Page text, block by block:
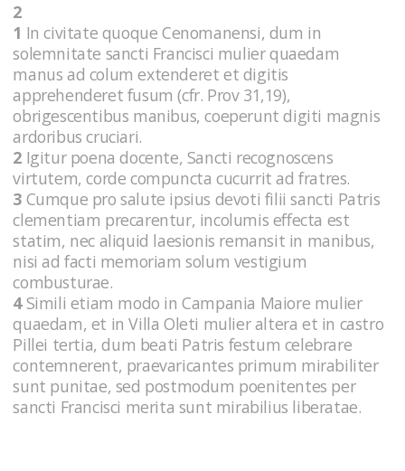
2
1 In civitate quoque Cenomanensi, dum in
solemnitate sancti Francisci mulier quaedam
manus ad colum extenderet et digitis
apprehenderet fusum (cfr. Prov 31,19),
obrigescentibus manibus, coeperunt digiti magnis
ardoribus cruciari.
2 Igitur poena docente, Sancti recognoscens
virtutem, corde compuncta cucurrit ad fratres.
3 Cumque pro salute ipsius devoti filii sancti Patris
clementiam precarentur, incolumis effecta est
statim, nec aliquid laesionis remansit in manibus,
nisi ad facti memoriam solum vestigium
combusturae.
4Simili etiam modo in Campania Maiore mulier
quaedam, et in Villa Oleti mulier altera et in castro
Pillei tertia, dum beati Patris festum celebrare
contemnerent, praevaricantes primum mirabiliter
sunt punitae, sed postmodum poenitentes per
sancti Francisci merita sunt mirabilius liberatae.